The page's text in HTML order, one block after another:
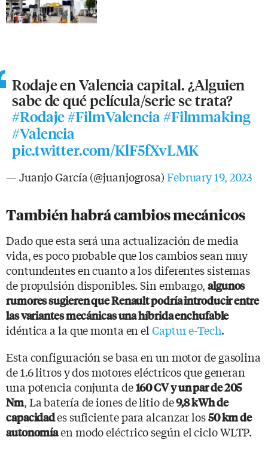
Rodaje en Valencia capital. ¿Alguien
sabe de qué película/serie se trata?
#Rodaje#FilmValencia #Filmmaking
#Valencia
pic.twitter.com/KlF5fXvLMK
— Juanjo García (@juanjogrosa)February 19, 2023
También habrá cambios mecánicos
Dado que esta será una actualización de media
vida, es poco probable que los cambios sean muy
contundentes en cuanto a los diferentes sistemas
de propulsión disponibles. Sin embargo, algunos
rumores sugieren que Renault podría introducir entre
las variantes mecánicas una híbrida enchufable
idéntica a la que monta en el Captur e-Tech.
Esta configuración se basa en un motor de gasolina
de 1.6 litros y dos motores eléctricos que generan
una potencia conjunta de160 CV y un par de 205
Nm, La batería de iones de litio de9,8 kWh de
capacidades suficiente para alcanzar los50 km de
autonomíaen modo eléctrico según el ciclo WLTP.